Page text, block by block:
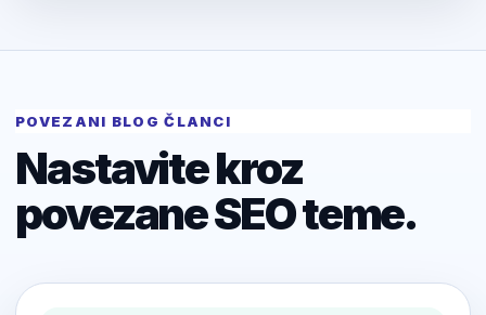
POVEZANI BLOG ČLANCI
Nastavite kroz
povezane SEO teme.